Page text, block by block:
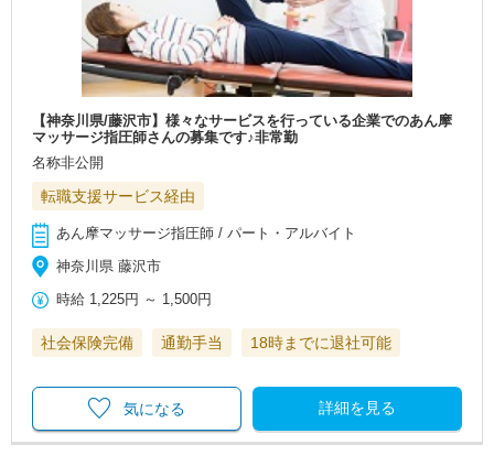
【神奈川県/藤沢市】様々なサービスを行っている企業でのあん摩
マッサージ指圧師さんの募集です♪非常勤
名称非公開
転職支援サービス経由
あん摩マッサージ指圧師 / パート・アルバイト
神奈川県 藤沢市
時給 1,225円 ～ 1,500円
社会保険完備 通勤手当 18時までに退社可能
詳細を見る
気になる